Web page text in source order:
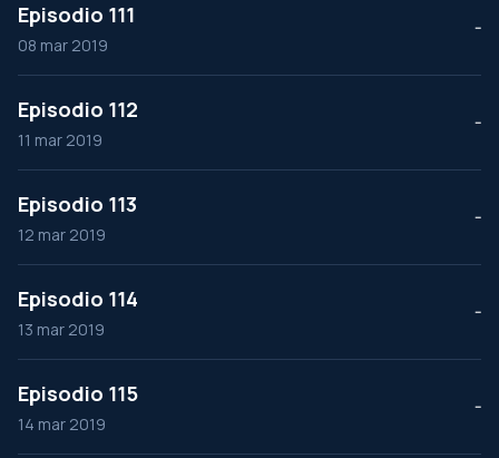
Episodio 111
08 mar 2019
--
Episodio 112
11 mar 2019
--
Episodio 113
12 mar 2019
--
Episodio 114
13 mar 2019
--
Episodio 115
14 mar 2019
--